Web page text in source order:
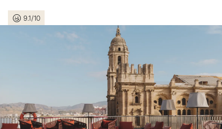
Log in
Wachtwoord vergeten?
of gebruik een van deze opties
Aanmelden met Google
Sessie beginnen met enkel e-mailadres
9.1/10